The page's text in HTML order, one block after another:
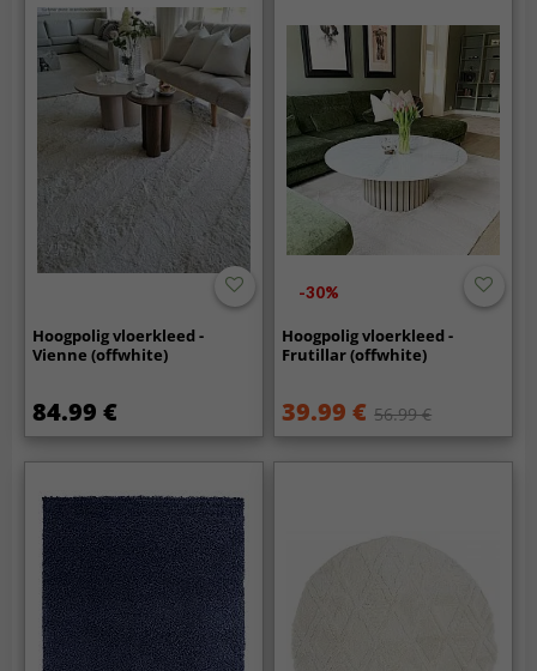
Hoogpolig vloerkleed -
Vienne (offwhite)
84.99 €
-30%
Hoogpolig vloerkleed -
Frutillar (offwhite)
39.99 € 56.99 €